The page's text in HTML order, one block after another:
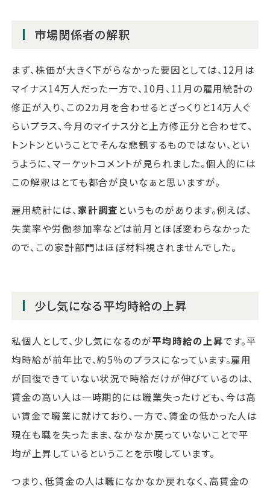
市場関係者の解釈
まず、株価が大きく下がらなかった要因としては、12月は
マイナス14万人だった一方で、10月、11月の雇用統計の
修正が入り、この2カ月を合わせるとざっくりと14万人ぐ
らいプラス、今月のマイナス分と上方修正分と合わせて、
トントンということでそんな悲観するものではない、とい
うように、マーケットコメントが見られました。個人的には
この解釈はとても都合が良いなぁと思いますが。
雇用統計には、 家計調査 というものがあります。例えば、
失業率や労働参加率などは前月とほぼ変わらなかった
ので、この家計部門はほぼ材料視されませんでした。
少し気になる平均時給の上昇
私個人として、少し気になるのが平均時給の上昇です。平
均時給が前年比で、約5％のプラスになっています。雇用
が回復できていない状況で時給だけが伸びているのは、
賃金の高い人は一時期的には職業失ったけども、今は高
い賃金で職業に就けており、一方で、賃金の低かった人は
現在も職を失ったまま、なかなか戻っていないことで平
均が上昇しているということを示唆しています。
つまり、低賃金の人は職になかなか戻れなく、高賃金の